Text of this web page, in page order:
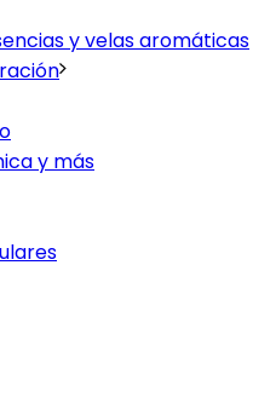
y velas aromáticas
y más